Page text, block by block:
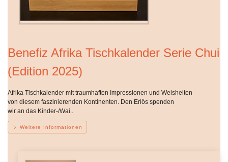
Benefiz Afrika Tischkalender Serie Chui
(Edition 2025)
Afrika Tischkalender mit traumhaften Impressionen und Weisheiten
von diesem faszinierenden Kontinenten. Den Erlös spenden
wir an das Kinder-/Wai..
Weitere Informationen